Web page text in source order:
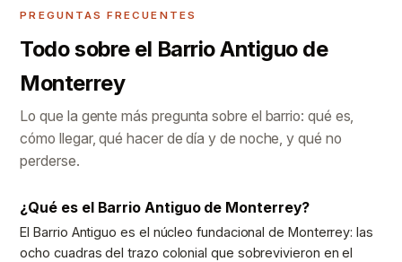
PREGUNTAS FRECUENTES
Todo sobre el Barrio Antiguo de
Monterrey
Lo que la gente más pregunta sobre el barrio: qué es,
cómo llegar, qué hacer de día y de noche, y qué no
perderse.
¿Qué es el Barrio Antiguo de Monterrey?
El Barrio Antiguo es el núcleo fundacional de Monterrey: las
ocho cuadras del trazo colonial que sobrevivieron en el